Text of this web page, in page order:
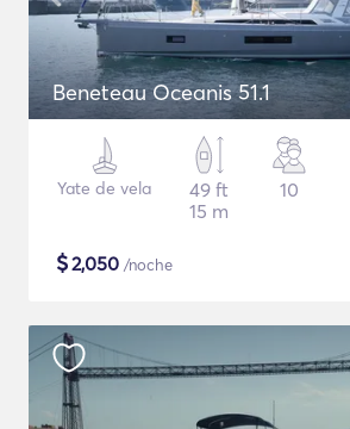
Beneteau Oceanis 51.1
Yate de vela
49 ft
15 m
10
$2,050 /noche